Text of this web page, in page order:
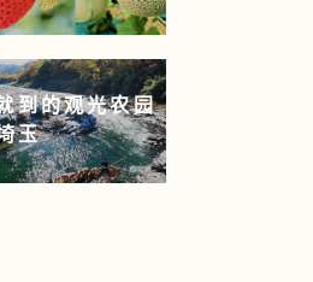
到的观光农园
玉